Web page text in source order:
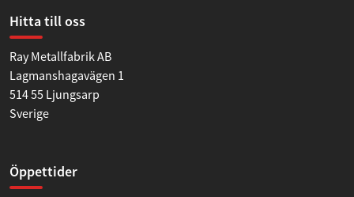
Hitta till oss
Ray Metallfabrik AB
Lagmanshagavägen 1
514 55 Ljungsarp
Sverige
Öppettider